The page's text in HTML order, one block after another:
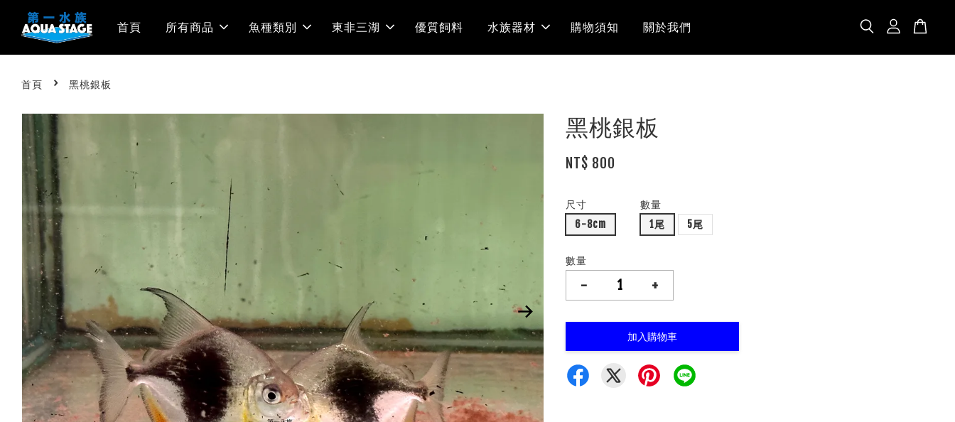
首頁 所有商品 魚種類別 東非三湖 優質飼料 水族器材 購物須知 關於我們
首頁 › 黑桃銀板
黑桃銀板
NT$ 800
尺寸
6-8cm
數量
1尾
5尾
數量
- +
加入購物車